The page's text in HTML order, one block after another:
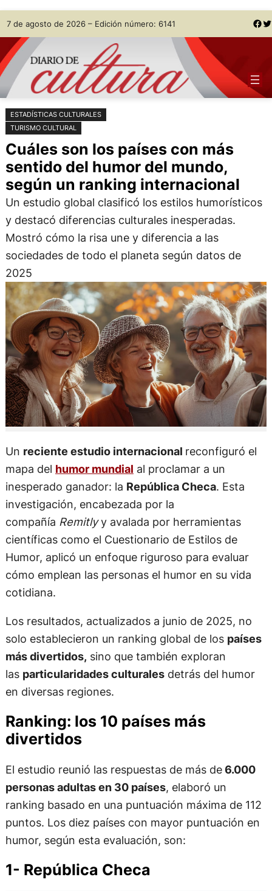
Saltar
al
contenido
Skip
to
content
7 de agosto de 2026 – Edición número: 6141 Facebook Twitter
ESTADÍSTICAS CULTURALES
TURISMO CULTURAL
Cuáles son los países con más
sentido del humor del mundo,
según un ranking internacional
Un estudio global clasificó los estilos humorísticos
y destacó diferencias culturales inesperadas.
Mostró cómo la risa une y diferencia a las
sociedades de todo el planeta según datos de
2025
Un reciente estudio internacional reconfiguró el
mapa del humor mundial al proclamar a un
inesperado ganador: la República Checa. Esta
investigación, encabezada por la
compañía Remitlyy avalada por herramientas
científicas como el Cuestionario de Estilos de
Humor, aplicó un enfoque riguroso para evaluar
cómo emplean las personas el humor en su vida
cotidiana.
Los resultados, actualizados a junio de 2025, no
solo establecieron un ranking global de los países
más divertidos, sino que también exploran
las particularidades culturalesdetrás del humor
en diversas regiones.
Ranking: los 10 países más
divertidos
El estudio reunió las respuestas de más de6.000
personas adultas en 30 países, elaboró un
ranking basado en una puntuación máxima de 112
puntos. Los diez países con mayor puntuación en
humor, según esta evaluación, son:
1- República Checa